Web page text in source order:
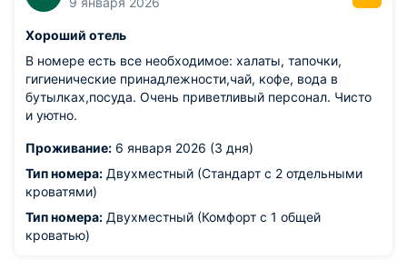
Хороший отель
В номере есть все необходимое: халаты, тапочки,
гигиенические принадлежности,чай, кофе, вода в
бутылках,посуда. Очень приветливый персонал. Чисто
и уютно.
Проживание: 6 января 2026 (3 дня)
Тип номера: Двухместный (Стандарт с 2 отдельными
кроватями)
Тип номера: Двухместный (Комфорт с 1 общей
кроватью)